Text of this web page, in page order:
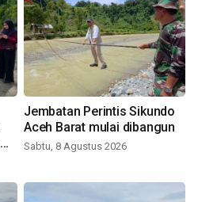
Jembatan Perintis Sikundo
Aceh Barat mulai dibangun
Sabtu, 8 Agustus 2026